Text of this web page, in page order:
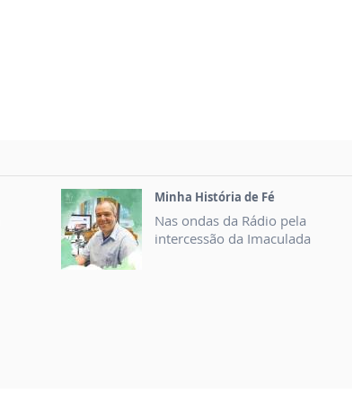
Minha História de Fé
Nas ondas da Rádio pela
intercessão da Imaculada